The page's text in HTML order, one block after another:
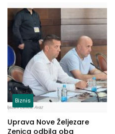
(FOTO)
Biznis
Uprava Nove Željezare
Zenica odbila oba